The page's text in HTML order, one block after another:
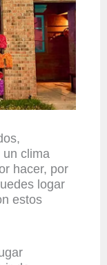
un clima
hacer, por
logar
estos